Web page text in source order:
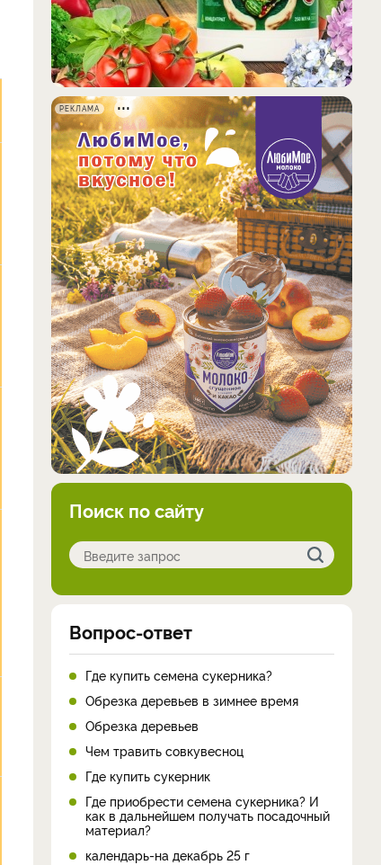
РЕКЛАМА
Поиск по сайту
Вопрос-ответ
Где купить семена сукерника?
Обрезка деревьев в зимнее время
Обрезка деревьев
Чем травить совкувесноц
Где купить сукерник
Где приобрести семена сукерника? И
как в дальнейшем получать посадочный
материал?
календарь-на декабрь 25 г